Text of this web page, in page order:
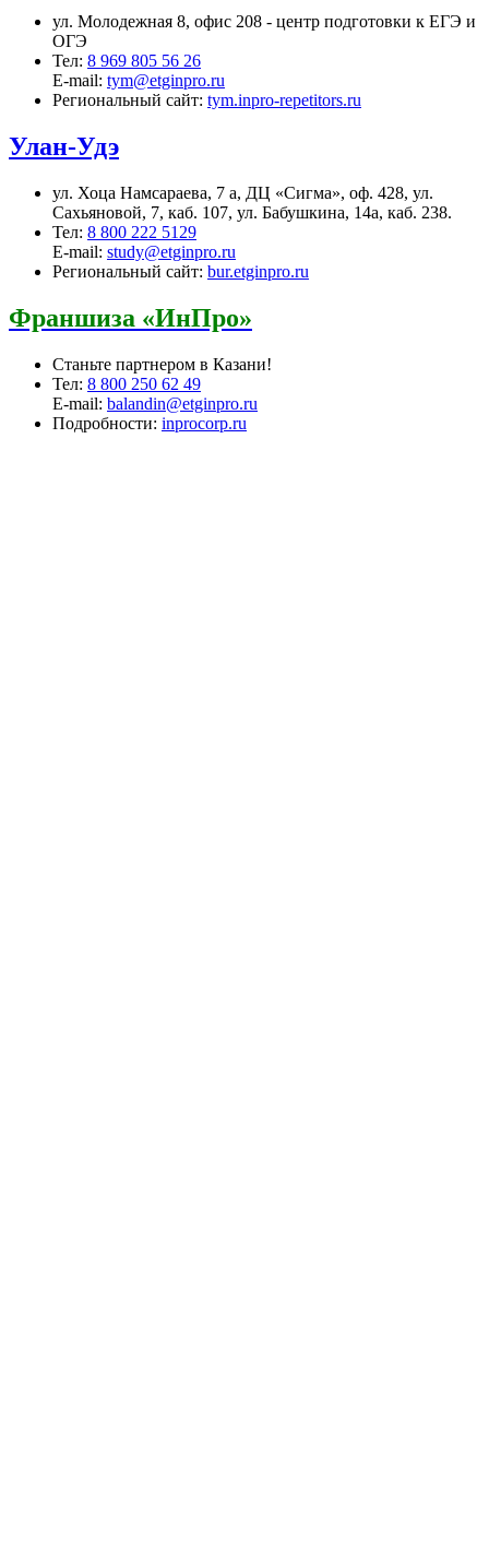
ул. Молодежная 8, офис 208 - центр подготовки к ЕГЭ и
ОГЭ
Тел: 8 969 805 56 26
E-mail: tym@etginpro.ru
Региональный сайт: tym.inpro-repetitors.ru
Улан-Удэ
ул. Хоца Намсараева, 7 а, ДЦ «Сигма», оф. 428, ул.
Сахьяновой, 7, каб. 107, ул. Бабушкина, 14а, каб. 238.
Тел: 8 800 222 5129
E-mail: study@etginpro.ru
Региональный сайт: bur.etginpro.ru
Франшиза «ИнПро»
Станьте партнером в Казани!
Тел: 8 800 250 62 49
E-mail: balandin@etginpro.ru
Подробности: inprocorp.ru